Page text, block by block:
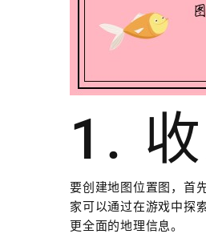
1.
要创建地图位置图，首
家可以通过在游戏中探
更全面的地理信息。